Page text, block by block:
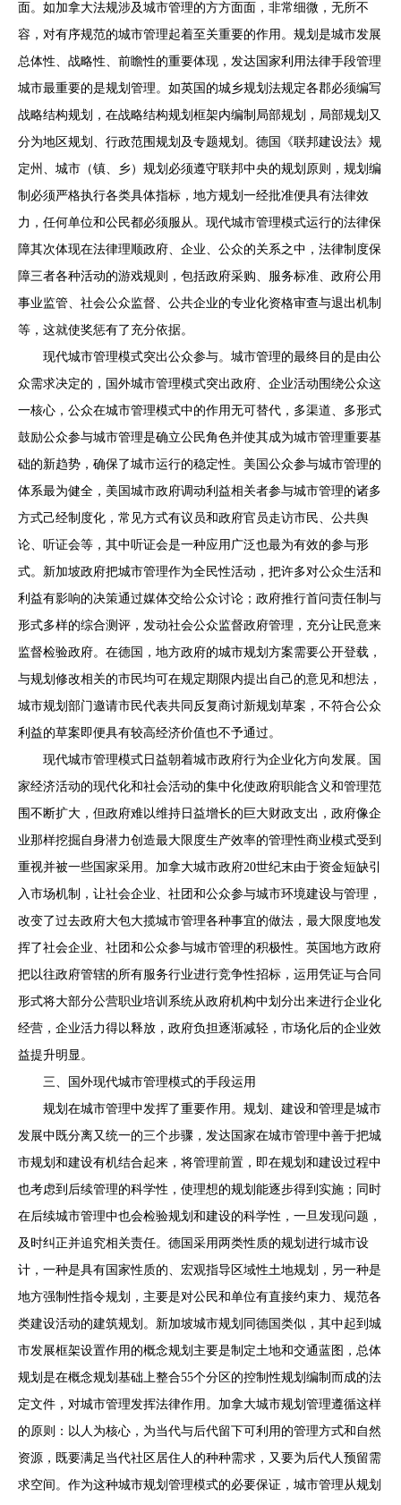
面。如加拿大法规涉及城市管理的方方面面，非常细微，无所不
容，对有序规范的城市管理起着至关重要的作用。规划是城市发展
总体性、战略性、前瞻性的重要体现，发达国家利用法律手段管理
城市最重要的是规划管理。如英国的城乡规划法规定各郡必须编写
战略结构规划，在战略结构规划框架内编制局部规划，局部规划又
分为地区规划、行政范围规划及专题规划。德国《联邦建设法》规
定州、城市（镇、乡）规划必须遵守联邦中央的规划原则，规划编
制必须严格执行各类具体指标，地方规划一经批准便具有法律效
力，任何单位和公民都必须服从。现代城市管理模式运行的法律保
障其次体现在法律理顺政府、企业、公众的关系之中，法律制度保
障三者各种活动的游戏规则，包括政府采购、服务标准、政府公用
事业监管、社会公众监督、公共企业的专业化资格审查与退出机制
等，这就使奖惩有了充分依据。
现代城市管理模式突出公众参与。城市管理的最终目的是由公
众需求决定的，国外城市管理模式突出政府、企业活动围绕公众这
一核心，公众在城市管理模式中的作用无可替代，多渠道、多形式
鼓励公众参与城市管理是确立公民角色并使其成为城市管理重要基
础的新趋势，确保了城市运行的稳定性。美国公众参与城市管理的
体系最为健全，美国城市政府调动利益相关者参与城市管理的诸多
方式己经制度化，常见方式有议员和政府官员走访市民、公共舆
论、听证会等，其中听证会是一种应用广泛也最为有效的参与形
式。新加坡政府把城市管理作为全民性活动，把许多对公众生活和
利益有影响的决策通过媒体交给公众讨论；政府推行首问责任制与
形式多样的综合测评，发动社会公众监督政府管理，充分让民意来
监督检验政府。在德国，地方政府的城市规划方案需要公开登载，
与规划修改相关的市民均可在规定期限内提出自己的意见和想法，
城市规划部门邀请市民代表共同反复商讨新规划草案，不符合公众
利益的草案即便具有较高经济价值也不予通过。
现代城市管理模式日益朝着城市政府行为企业化方向发展。国
家经济活动的现代化和社会活动的集中化使政府职能含义和管理范
围不断扩大，但政府难以维持日益增长的巨大财政支出，政府像企
业那样挖掘自身潜力创造最大限度生产效率的管理性商业模式受到
重视并被一些国家采用。加拿大城市政府20世纪末由于资金短缺引
入市场机制，让社会企业、社团和公众参与城市环境建设与管理，
改变了过去政府大包大揽城市管理各种事宜的做法，最大限度地发
挥了社会企业、社团和公众参与城市管理的积极性。英国地方政府
把以往政府管辖的所有服务行业进行竞争性招标，运用凭证与合同
形式将大部分公营职业培训系统从政府机构中划分出来进行企业化
经营，企业活力得以释放，政府负担逐渐减轻，市场化后的企业效
益提升明显。
三、国外现代城市管理模式的手段运用
规划在城市管理中发挥了重要作用。规划、建设和管理是城市
发展中既分离又统一的三个步骤，发达国家在城市管理中善于把城
市规划和建设有机结合起来，将管理前置，即在规划和建设过程中
也考虑到后续管理的科学性，使理想的规划能逐步得到实施；同时
在后续城市管理中也会检验规划和建设的科学性，一旦发现问题，
及时纠正并追究相关责任。德国采用两类性质的规划进行城市设
计，一种是具有国家性质的、宏观指导区域性土地规划，另一种是
地方强制性指令规划，主要是对公民和单位有直接约束力、规范各
类建设活动的建筑规划。新加坡城市规划同德国类似，其中起到城
市发展框架设置作用的概念规划主要是制定土地和交通蓝图，总体
规划是在概念规划基础上整合55个分区的控制性规划编制而成的法
定文件，对城市管理发挥法律作用。加拿大城市规划管理遵循这样
的原则：以人为核心，为当代与后代留下可利用的管理方式和自然
资源，既要满足当代社区居住人的种种需求，又要为后代人预留需
求空间。作为这种城市规划管理模式的必要保证，城市管理从规划